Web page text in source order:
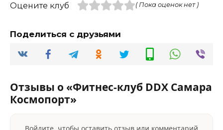
Оцените клуб ( Пока оценок нет )
Поделиться с друзьями
Отзывы о «Фитнес-клуб DDX Самара
Космопорт»